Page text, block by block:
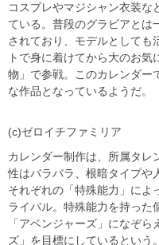
コスプレやマジシャン衣装な
ている。普段のグラビアとは
されており、モデルとしても
トで身に着けてから大のお
物」で参戦。このカレンダー
な作品となっているようだ。
(c)ゼロイチファミリア
カレンダー制作は、所属タレ
性はバラバラ、根暗タイプや
それぞれの「特殊能力」によ
ライバル。特殊能力を持った
「アベンジャーズ」になぞ
ズ」を目標にしているという。